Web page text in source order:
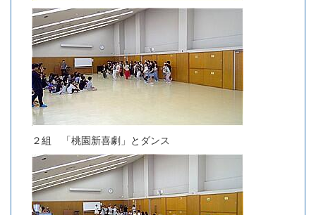
２組 「桃園新喜劇」とダンス